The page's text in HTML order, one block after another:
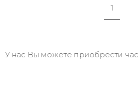
1
У нас Вы можете приобрести